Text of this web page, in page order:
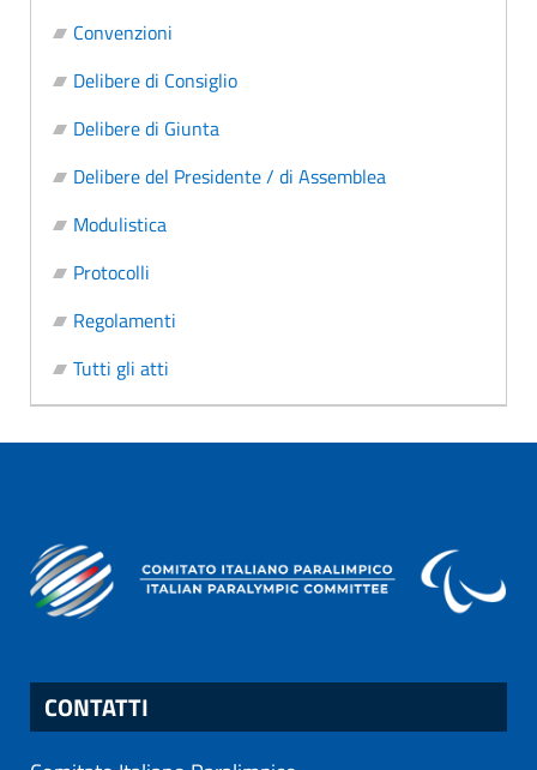
Convenzioni
Delibere di Consiglio
Delibere di Giunta
Delibere del Presidente / di Assemblea
Modulistica
Protocolli
Regolamenti
Tutti gli atti
CONTATTI